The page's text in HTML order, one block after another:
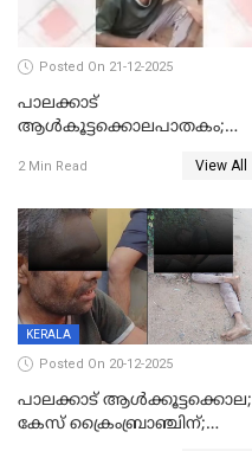
Posted On 21-12-2025
പാലക്കാട്‌
ആൾകൂട്ടക്കൊലപാതകം;
ഊർജ്ജിതമാക്കിമാക്കി
2 Min Read View All
KERALA
Posted On 20-12-2025
പാലക്കാട് ആൾക്കൂട്ടക്കൊല;
കേസ് ക്രൈംബ്രാഞ്ചിന്;